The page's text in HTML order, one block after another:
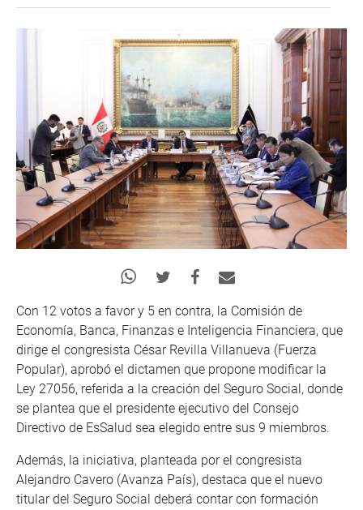
Con 12 votos a favor y 5 en contra, la Comisión de
Economía, Banca, Finanzas e Inteligencia Financiera, que
dirige el congresista César Revilla Villanueva (Fuerza
Popular), aprobó el dictamen que propone modificar la
Ley 27056, referida a la creación del Seguro Social, donde
se plantea que el presidente ejecutivo del Consejo
Directivo de EsSalud sea elegido entre sus 9 miembros.
Además, la iniciativa, planteada por el congresista
Alejandro Cavero (Avanza País), destaca que el nuevo
titular del Seguro Social deberá contar con formación